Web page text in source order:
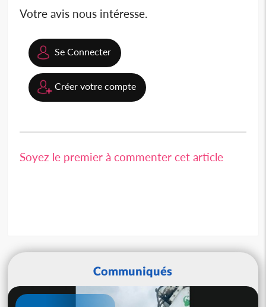
Votre avis nous intéresse.
Se Connecter
Créer votre compte
Soyez le premier à commenter cet article
Communiqués